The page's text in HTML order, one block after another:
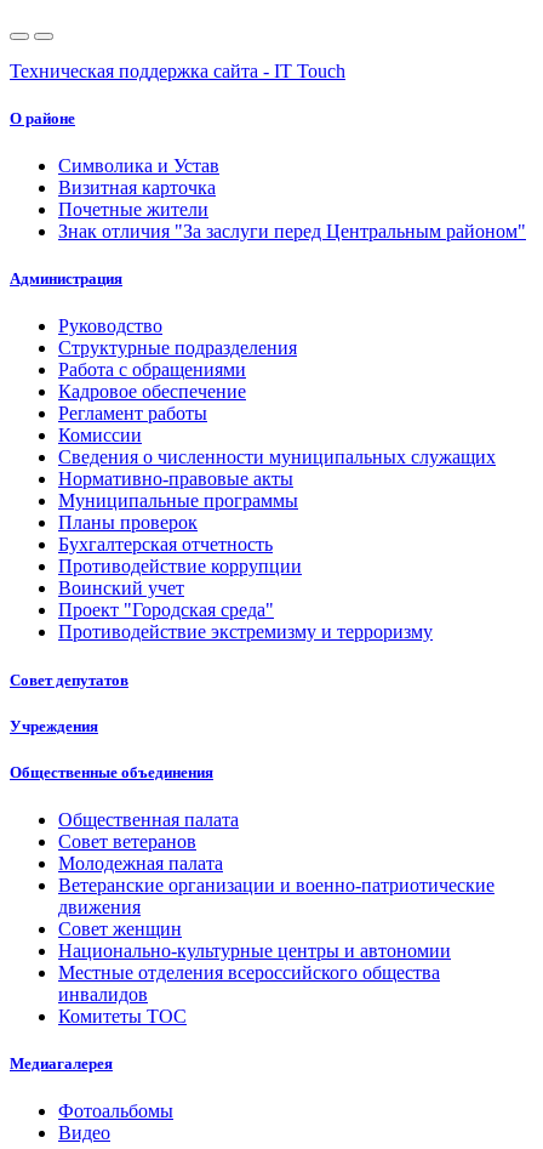
Техническая поддержка сайта - IT Touch
О районе
Символика и Устав
Визитная карточка
Почетные жители
Знак отличия "За заслуги перед Центральным районом"
Администрация
Руководство
Структурные подразделения
Работа с обращениями
Кадровое обеспечение
Регламент работы
Комиссии
Сведения о численности муниципальных служащих
Нормативно-правовые акты
Муниципальные программы
Планы проверок
Бухгалтерская отчетность
Противодействие коррупции
Воинский учет
Проект "Городская среда"
Противодействие экстремизму и терроризму
Совет депутатов
Учреждения
Общественные объединения
Общественная палата
Совет ветеранов
Молодежная палата
Ветеранские организации и военно-патриотические
движения
Совет женщин
Национально-культурные центры и автономии
Местные отделения всероссийского общества
инвалидов
Комитеты ТОС
Медиагалерея
Фотоальбомы
Видео